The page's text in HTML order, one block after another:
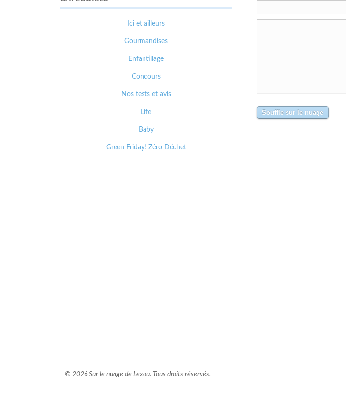
Ici et ailleurs
Gourmandises
Enfantillage
Concours
Nos tests et avis
Life
Baby
Green Friday! Zéro Déchet
© 2026 Sur le nuage de Lexou. Tous droits réservés.